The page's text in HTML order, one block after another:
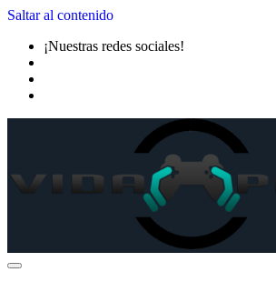
Saltar al contenido
¡Nuestras redes sociales!